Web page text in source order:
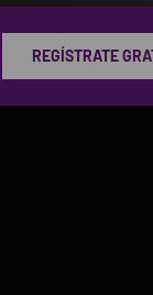
REGÍSTRATE